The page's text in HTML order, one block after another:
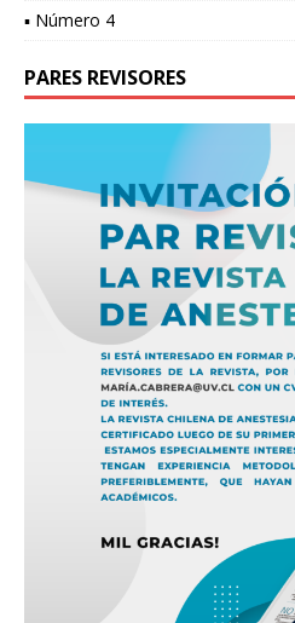
▪ Número 4
PARES REVISORES